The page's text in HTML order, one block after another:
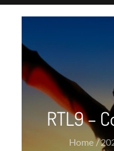
RTL9 –
Home